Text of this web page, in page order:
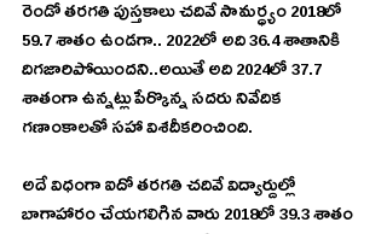
రెండో తరగతి పుస్తకాలు చదివే సామర్ధ్యం 2018లో
59.7 శాతం ఉండగా.. 2022లో అది 36.4 శాతానికి
దిగజారిపోయిందని..అయితే అది 2024లో 37.7
శాతంగా ఉన్నట్లు పేర్కొన్న సదరు నివేదిక
గణాంకాలతో సహా విశదీకరించింది.
అదే విధంగా ఐదో తరగతి చదివే విద్యార్దుల్లో
బాగాహారం చేయగలిగిన వారు 2018లో 39.3 శాతం